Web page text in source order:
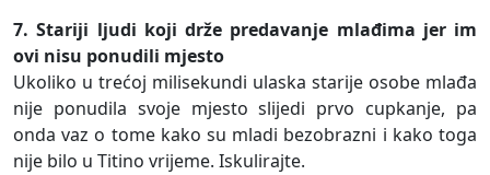
7. Stariji ljudi koji drže predavanje mlađima jer im
ovi nisu ponudili mjesto
Ukoliko u trećoj milisekundi ulaska starije osobe mlađa
nije ponudila svoje mjesto slijedi prvo cupkanje, pa
onda vaz o tome kako su mladi bezobrazni i kako toga
nije bilo u Titino vrijeme. Iskulirajte.